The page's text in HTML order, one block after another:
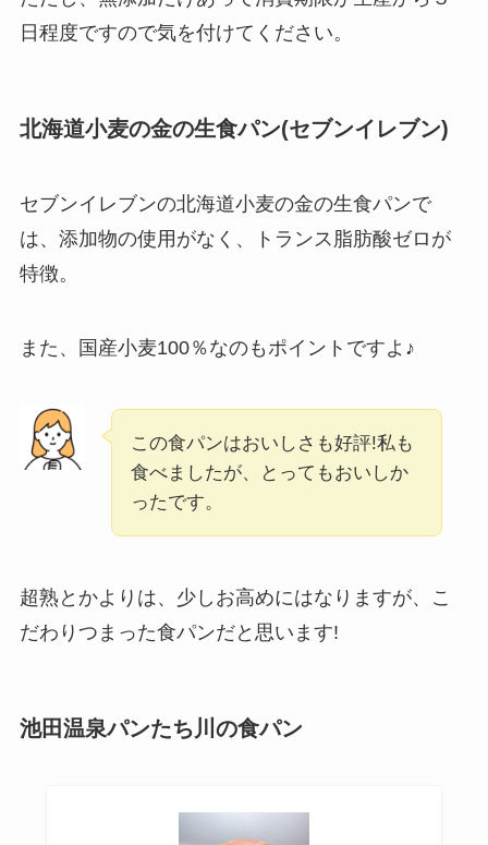
日程度ですので気を付けてください。
北海道小麦の金の生食パン(セブンイレブン)
セブンイレブンの北海道小麦の金の生食パンで
は、添加物の使用がなく、トランス脂肪酸ゼロが
特徴。
また、国産小麦100％なのもポイントですよ♪
この食パンはおいしさも好評!私も
食べましたが、とってもおいしか
ったです。
超熟とかよりは、少しお高めにはなりますが、こ
だわりつまった食パンだと思います!
池田温泉パンたち川の食パン